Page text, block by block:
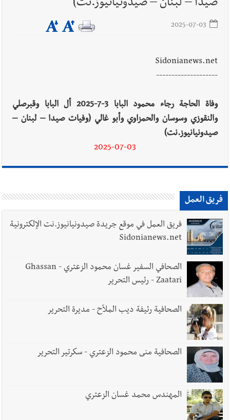
فكيف أقرّت الزيادة؟
أخبار لبنان مواجهة مؤجّلة لنزاع طويل
العالم العربي
رجل الاعمال الاماراتي خلف الحبتور : 112 شهيداً
يبقى الشعب الفلسطيني يعيش كل هذا الألم؟ وإلى متى تستمر هذه
المعاناة التي تمزق القلوب والضمائر؟
أخبار العالم
الرئيس الأميركي ترامب يحذّر إيران من ضربة قوية...
وإعلام إيراني: الاتّفاق مع عُمان مؤجّل ما دامت التهديدات مستمرّة
صيدا – لبنان – صيدونيانيوز.نت)
Sidonianews.net
--------------------
وفاة الحاجة رجاء محمود البابا 3-7-2025 أل البابا وقبرصلي
والنقوزي وسوسان والحمزاوي وأبو غالي (وفيات صيدا – لبنان –
صيدونيانيوز.نت)
2025-07-03
فريق العمل
فريق العمل في موقع جريدة صيدونيانيوز.نت الإلكترونية
Sidonianews.net
الصحافي السفير غسان محمود الزعتري - Ghassan
Zaatari - رئيس التحرير
الصحافية رئيفة ديب الملاّح - مديرة التحرير
الصحافية منى محمود الزعتري - سكرتير التحرير
المهندس محمد غسان الزعتري